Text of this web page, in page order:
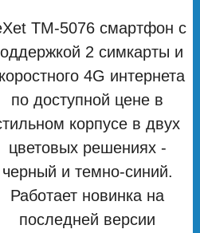
ТМ-5076 смартфон с
2 симкарты и
4G интернета
по доступной цене в
корпусе в двух
цветовых решениях -
черный и темно-синий.
Работает новинка на
последней версии